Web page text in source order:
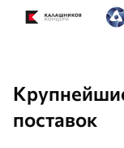
поставок